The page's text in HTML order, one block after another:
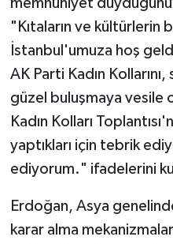
"Kıtaların ve kültürlerin
İstanbul'umuza hoş
AK Parti Kadın
güzel buluşmaya vesile
Kadın Kolları
yaptıkları için tebrik
ediyorum." ifadelerini
Erdoğan, Asya
karar alma